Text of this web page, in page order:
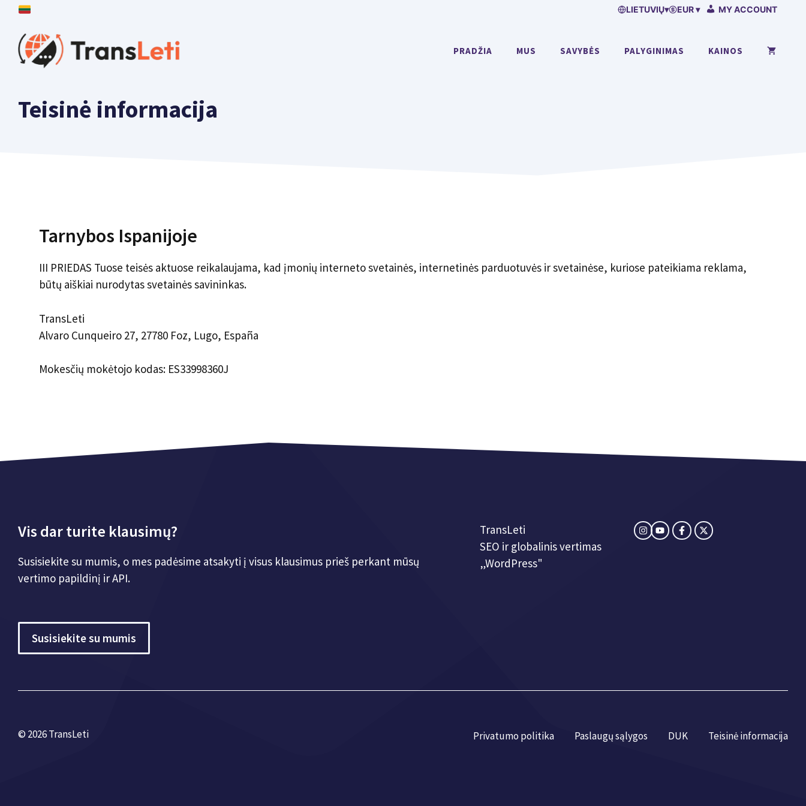
Praleisti
turinį
LIETUVIŲ▾ EUR ▾ MY ACCOUNT
PRADŽIA MUS SAVYBĖS PALYGINIMAS KAINOS
Teisinė informacija
Tarnybos Ispanijoje
III PRIEDAS Tuose teisės aktuose reikalaujama, kad įmonių interneto svetainės, internetinės parduotuvės ir svetainėse, kuriose pateikiama reklama,
būtų aiškiai nurodytas svetainės savininkas.
TransLeti
Alvaro Cunqueiro 27, 27780 Foz, Lugo, España
Mokesčių mokėtojo kodas: ES33998360J
Vis dar turite klausimų?
Susisiekite su mumis, o mes padėsime atsakyti į visus klausimus prieš perkant mūsų
vertimo papildinį ir API.
Susisiekite su mumis
TransLeti
SEO ir globalinis vertimas
„WordPress"
© 2026 TransLeti Privatumo politika Paslaugų sąlygos DUK Teisinė informacija